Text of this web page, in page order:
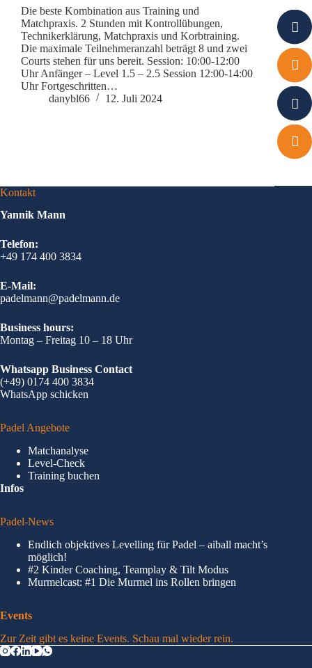
Die beste Kombination aus Training und
Matchpraxis. 2 Stunden mit Kontrollübungen,
Technikerklärung, Matchpraxis und Korbtraining.
Die maximale Teilnehmeranzahl beträgt 8 und zwei
Courts stehen für uns bereit. Session: 10:00-12:00
Uhr Anfänger – Level 1.5 – 2.5 Session 12:00-14:00
Uhr Fortgeschritten…
danybl66
12. Juli 2024
Kontakt
Yannik Mann
Telefon:
+49 174 400 3834
E-Mail:
padelmann@padelmann.de
Business hours:
Montag – Freitag 10 – 18 Uhr
Whatsapp Business Contact
(+49) 0174 400 3834
WhatsApp schicken
Padel Angebote
Matchanalyse
Level-Check
Training buchen
Infos
Padel-News
Endlich objektives Levelling für Padel – aiball macht’s
möglich!
#2 Kinder Coaching, Teamplay & Tilt Modus
Murmelcast: #1 Die Murmel ins Rollen bringen
Events
Zur Zeit gibt es keine Events. Schau mal wieder rein.